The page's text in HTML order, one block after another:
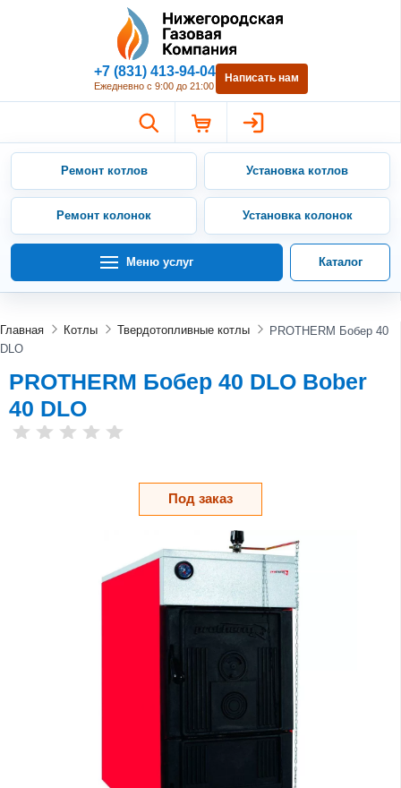
Нижегородская Газовая
+7 (831) 413-94-04
Ежедневно с 9:00 до 21:00
Написать нам
Ремонт котлов Установка котлов
Ремонт колонок Установка колонок
Меню услуг Каталог
Главная Котлы Твердотопливные котлы
PROTHERM Бобер 40
DLO
PROTHERM Бобер 40 DLO Bober
40 DLO
Под заказ